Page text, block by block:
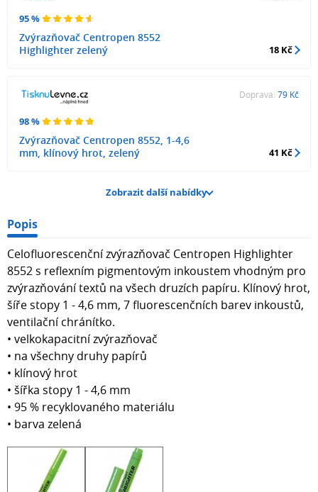
95 %
Zvýrazňovač Centropen 8552
Highlighter zelený
18 Kč
98 %
Zvýrazňovač Centropen 8552, 1-4,6
mm, klínový hrot, zelený
Doprava: 79 Kč
41 Kč
Zobrazit další nabídky
Popis
Celofluorescenční zvýrazňovač Centropen Highlighter
8552 s reflexním pigmentovým inkoustem vhodným pro
zvýrazňování textů na všech druzích papíru. Klínový hrot,
šíře stopy 1 - 4,6 mm, 7 fluorescenčních barev inkoustů,
ventilační chránítko.
• velkokapacitní zvýrazňovač
• na všechny druhy papírů
• klínový hrot
• šířka stopy 1 - 4,6 mm
• 95 % recyklovaného materiálu
• barva zelená